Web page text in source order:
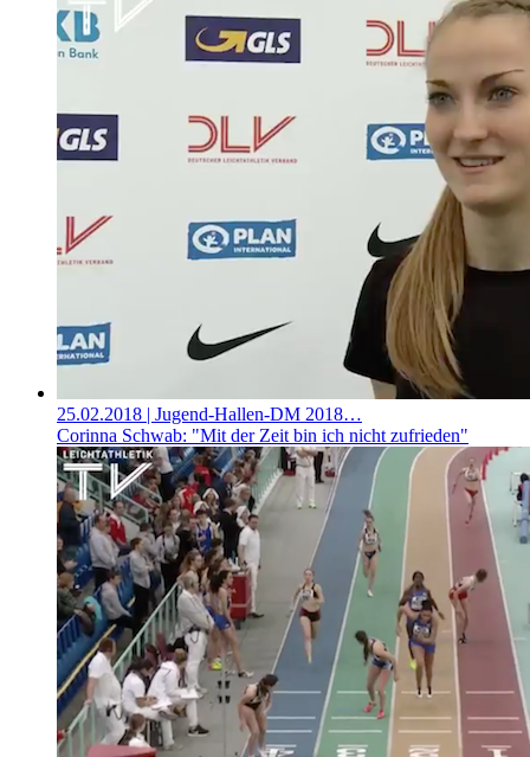
25.02.2018 | Jugend-Hallen-DM 2018…
Corinna Schwab: "Mit der Zeit bin ich nicht zufrieden"